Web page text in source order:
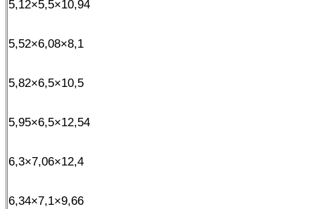
5,12×5,5×10,94
5,52×6,08×8,1
5,82×6,5×10,5
5,95×6,5×12,54
6,3×7,06×12,4
6,34×7,1×9,66